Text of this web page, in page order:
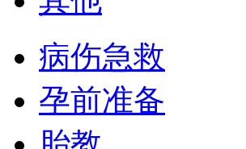
病伤急救
孕前准备